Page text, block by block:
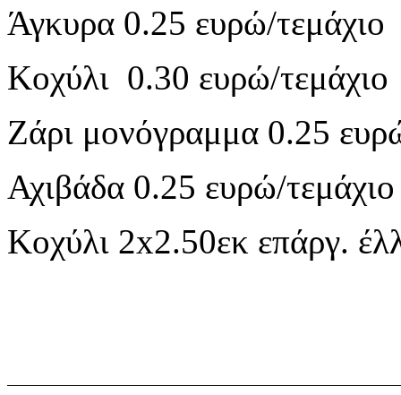
Άγκυρα 0.25 ευρώ/τεμάχιο
Κοχύλι 0.30 ευρώ/τεμάχιο
Ζάρι μονόγραμμα 0.25
Αχιβάδα 0.25 ευρώ/τεμάχιο
Κοχύλι 2x2.50εκ επάργ.